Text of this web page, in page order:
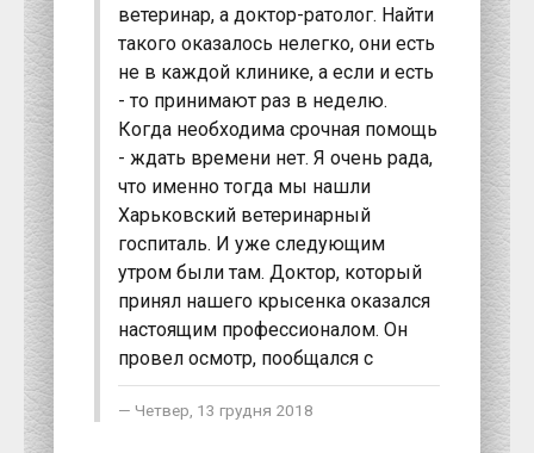
ветеринар, а доктор-ратолог. Найти
такого оказалось нелегко, они есть
не в каждой клинике, а если и есть
- то принимают раз в неделю.
Когда необходима срочная помощь
- ждать времени нет. Я очень рада,
что именно тогда мы нашли
Харьковский ветеринарный
госпиталь. И уже следующим
утром были там. Доктор, который
принял нашего крысенка оказался
настоящим профессионалом. Он
провел осмотр, пообщался с
Четвер, 13 грудня 2018